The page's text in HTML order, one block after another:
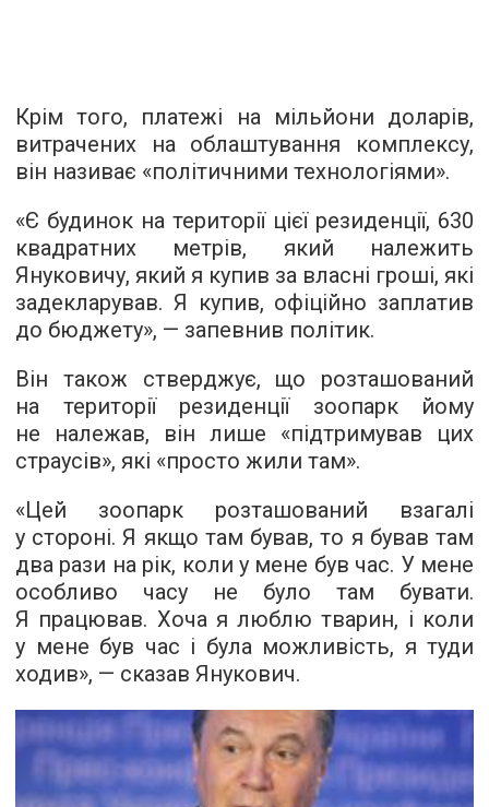
Крім того, платежі на мільйони доларів,
витрачених на облаштування комплексу,
він називає «політичними технологіями».
«Є будинок на території цієї резиденції, 630
квадратних метрів, який належить
Януковичу, який я купив за власні гроші, які
задекларував. Я купив, офіційно заплатив
до бюджету», — запевнив політик.
Він також стверджує, що розташований
на території резиденції зоопарк йому
не належав, він лише «підтримував цих
страусів», які «просто жили там».
«Цей зоопарк розташований взагалі
у стороні. Я якщо там бував, то я бував там
два рази на рік, коли у мене був час. У мене
особливо часу не було там бувати.
Я працював. Хоча я люблю тварин, і коли
у мене був час і була можливість, я туди
ходив», — сказав Янукович.